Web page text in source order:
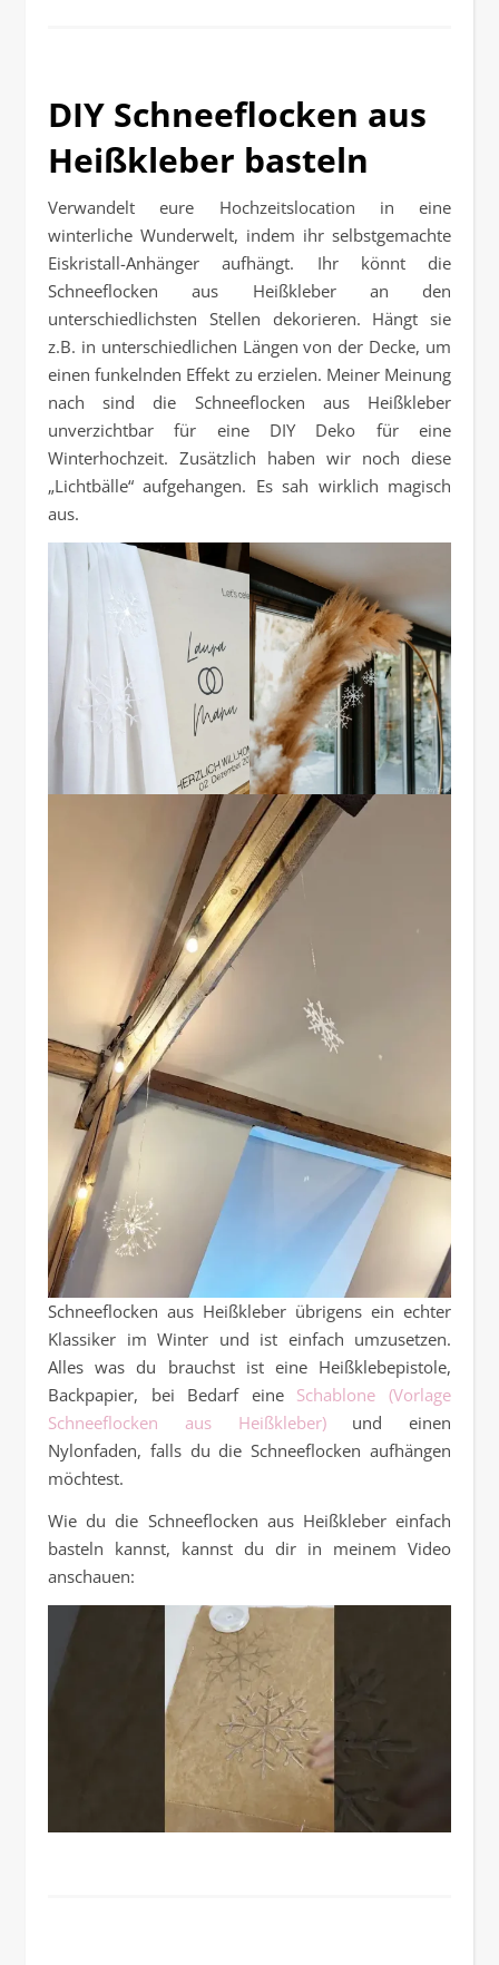
DIY Schneeflocken aus
Heißkleber basteln
Verwandelt eure Hochzeitslocation in eine
winterliche Wunderwelt, indem ihr selbstgemachte
Eiskristall-Anhänger aufhängt. Ihr könnt die
Schneeflocken aus Heißkleber an den
unterschiedlichsten Stellen dekorieren. Hängt sie
z.B. in unterschiedlichen Längen von der Decke, um
einen funkelnden Effekt zu erzielen. Meiner Meinung
nach sind die Schneeflocken aus Heißkleber
unverzichtbar für eine DIY Deko für eine
Winterhochzeit. Zusätzlich haben wir noch diese
„Lichtbälle“ aufgehangen. Es sah wirklich magisch
aus.
Schneeflocken aus Heißkleber übrigens ein echter
Klassiker im Winter und ist einfach umzusetzen.
Alles was du brauchst ist eine Heißklebepistole,
Backpapier, bei Bedarf eine Schablone (Vorlage
Schneeflocken aus Heißkleber)und einen
Nylonfaden, falls du die Schneeflocken aufhängen
möchtest.
Wie du die Schneeflocken aus Heißkleber einfach
basteln kannst, kannst du dir in meinem Video
anschauen: